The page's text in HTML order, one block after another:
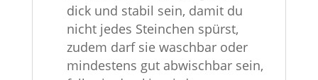
dick und stabil sein, damit du
nicht jedes Steinchen spürst,
zudem darf sie waschbar oder
mindestens gut abwischbar sein,